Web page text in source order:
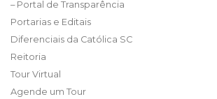
– Portal de Transparência
Portarias e Editais
Diferenciais da Católica SC
Reitoria
Tour Virtual
Agende um Tour